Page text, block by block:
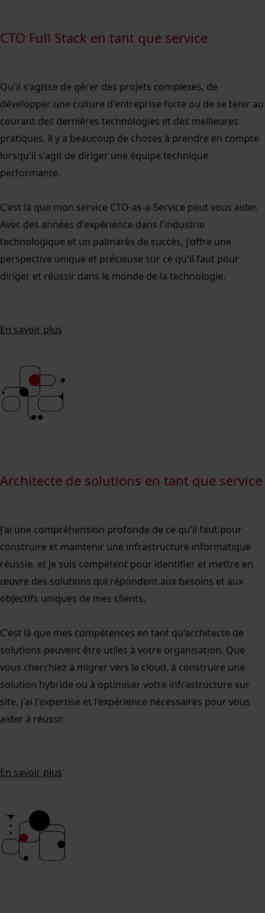
CTO Full Stack en tant que service
Qu'il s'agisse de gérer des projets complexes, de
développer une culture d'entreprise forte ou de se tenir au
courant des dernières technologies et des meilleures
pratiques, il y a beaucoup de choses à prendre en compte
lorsqu'il s'agit de diriger une équipe technique
performante.
C'est là que mon service CTO-as-a-Service peut vous aider.
Avec des années d'expérience dans l'industrie
technologique et un palmarès de succès, j'offre une
perspective unique et précieuse sur ce qu'il faut pour
diriger et réussir dans le monde de la technologie.
En savoir plus
Architecte de solutions en tant que service
J'ai une compréhension profonde de ce qu'il faut pour
construire et maintenir une infrastructure informatique
réussie, et je suis compétent pour identifier et mettre en
œuvre des solutions qui répondent aux besoins et aux
objectifs uniques de mes clients.
C'est là que mes compétences en tant qu'architecte de
solutions peuvent être utiles à votre organisation. Que
vous cherchiez à migrer vers le cloud, à construire une
solution hybride ou à optimiser votre infrastructure sur
site, j'ai l'expertise et l'expérience nécessaires pour vous
aider à réussir.
En savoir plus